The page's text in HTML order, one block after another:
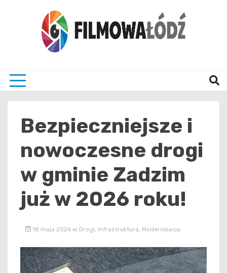
Bezpieczniejsze i
nowoczesne drogi
w gminie Zadzim
już w 2026 roku!
18 maja 2026 w Drogi Infrastruktura Modernizacja